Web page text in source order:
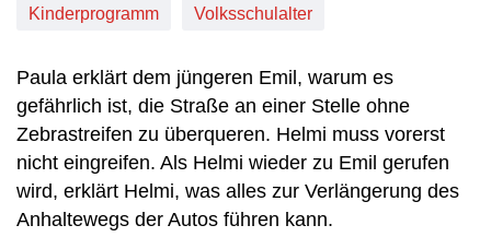
Kinderprogramm Volksschulalter
Paula erklärt dem jüngeren Emil, warum es
gefährlich ist, die Straße an einer Stelle ohne
Zebrastreifen zu überqueren. Helmi muss vorerst
nicht eingreifen. Als Helmi wieder zu Emil gerufen
wird, erklärt Helmi, was alles zur Verlängerung des
Anhaltewegs der Autos führen kann.